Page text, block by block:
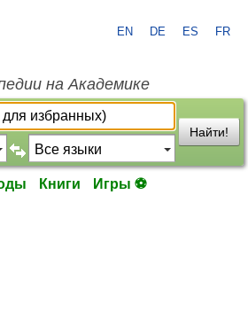
EN DE ES FR
на Академике
Найти!
Книги Игры ⚽